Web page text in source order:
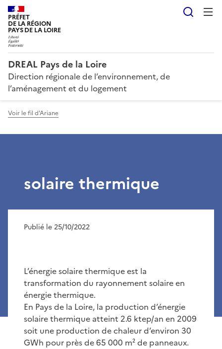
PRÉFET
DE LA RÉGION
PAYS DE LA LOIRE
DREAL Pays de la Loire
Direction régionale de l’environnement, de
l’aménagement et du logement
Voir le fil d'Ariane
solaire thermique
Publié le 25/10/2022
L’énergie solaire thermique est la
transformation du rayonnement solaire en
énergie thermique.
En Pays de la Loire, la production d’énergie
solaire thermique atteint 2.6 ktep/an en 2009
soit une production de chaleur d’environ 30
GWh pour près de 65 000 m² de panneaux.